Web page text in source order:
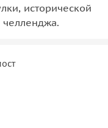
исторической
челленджа.